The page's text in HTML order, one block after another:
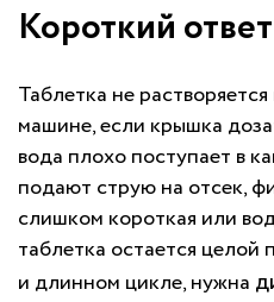
Короткий ответ
Таблетка не
машине, если крышка
вода плохо поступает в
подают струю на отсек,
слишком короткая или
таблетка остается целой
и длинном цикле, нужна